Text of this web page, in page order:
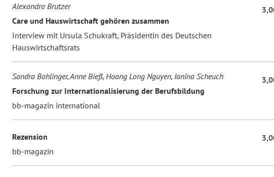
Alexandra Brutzer
Care und Hauswirtschaft gehören zusammen
Interview mit Ursula Schukraft, Präsidentin des Deutschen
Hauswirtschaftsrats
Sandra Bohlinger, Anne Bieß, Hoang Long Nguyen, Ianina Scheuch
Forschung zur Internationalisierung der Berufsbildung
bb-magazin international
Rezension
bb-magazin